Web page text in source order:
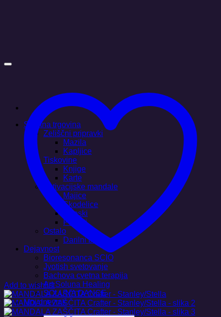
Spletna trgovina
Zeliščni pripravki
Mazila
Kapljice
Tiskovine
Knjige
Karte
Aktivacijske mandale
Majice
Skodelice
Obeski
Plakati
Ostalo
Darilni boni
Dejavnost
Bioresonanca SCIO
Jyotish svetovanje
Bachova cvetna terapija
Art Soluna Healing
SOLUNA DANCE
Moj dnevnik
Add to wishlist